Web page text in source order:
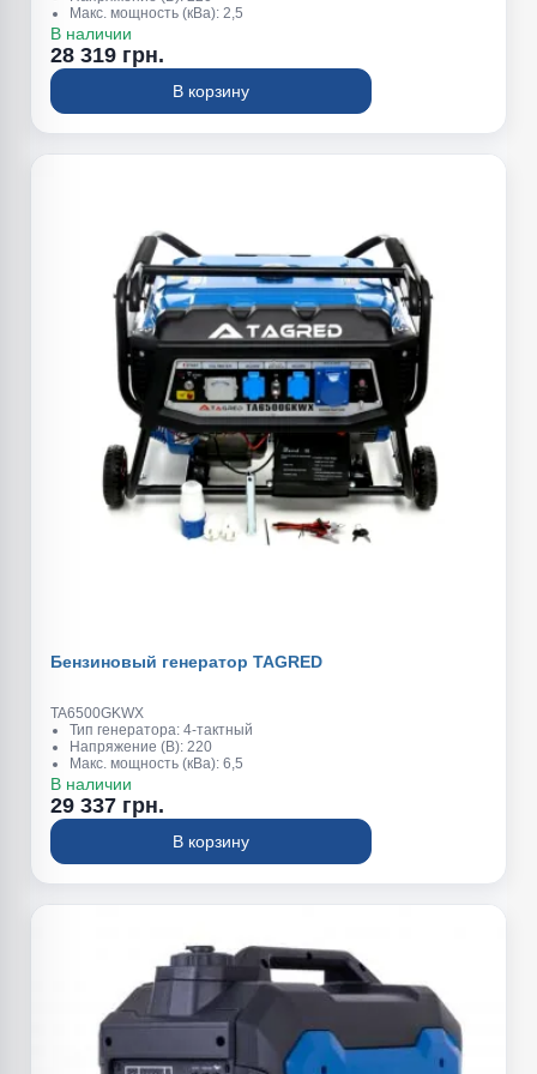
Макс. мощность (кВа): 2,5
Обьем топливного бака (л): 15
Вес (кг): 47
Номинальная мощность (квт): 2,2
В наличии
28 319 грн.
В корзину
Бензиновый генератор TAGRED
TA6500GKWX
Тип генератора: 4-тактный
Напряжение (В): 220
Макс. мощность (кВа): 6,5
Обьем топливного бака (л): 25
Вес (кг): 86
В наличии
29 337 грн.
В корзину